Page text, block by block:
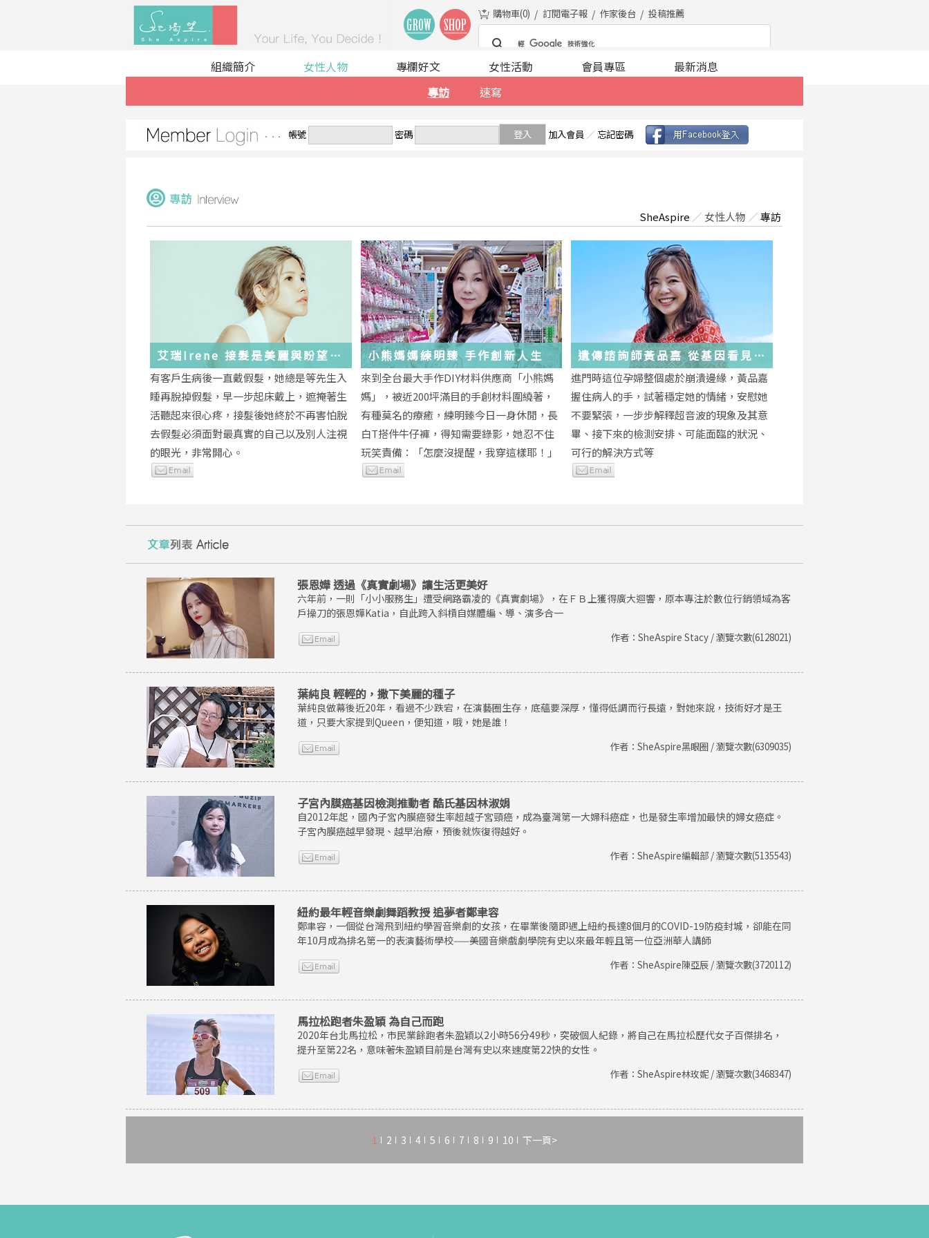
購物車(0) 訂閱電子報 作家後台 投稿推薦
組織簡介
女性人物
專訪
速寫
專欄好文 女性活動 會員專區 最新消息
帳號 密碼 登入 加入會員 ／ 忘記密碼
SheAspire ／ 女性人物 ／專訪
艾瑞Irene 接髮是美麗與盼望的
化身
有客戶生病後一直戴假髮，她總是等先生入
睡再脫掉假髮，早一步起床戴上，遮掩著生
活聽起來很心疼，接髮後她終於不再害怕脫
去假髮必須面對最真實的自己以及別人注視
的眼光，非常開心。
小熊媽媽練明臻 手作創新人生
來到全台最大手作DIY材料供應商「小熊媽
媽」，被近200坪滿目的手創材料圍繞著，
有種莫名的療癒，練明臻今日一身休閒，長
白T搭件牛仔褲，得知需要錄影，她忍不住
玩笑責備：「怎麼沒提醒，我穿這樣耶！」
遺傳諮詢師黃品嘉 從基因看見
未來
進門時這位孕婦整個處於崩潰邊緣，黃品嘉
握住病人的手，試著穩定她的情緒，安慰她
不要緊張，一步步解釋超音波的現象及其意
畢、接下來的檢測安排、可能面臨的狀況、
可行的解決方式等
張恩嬅 透過《真實劇場》讓生活更美好
六年前，一則「小小服務生」遭受網路霸凌的《真實劇場》，在ＦＢ上獲得廣大迴響，原本專注於數位行銷領域為客
戶操刀的張恩嬅Katia，自此跨入斜槓自媒體編、導、演多合一
作者：SheAspire Stacy / 瀏覽次數(6128021)
葉純良 輕輕的，撒下美麗的種子
葉純良做幕後近20年，看過不少跌宕，在演藝圈生存，底蘊要深厚，懂得低調而行長遠，對她來說，技術好才是王
道，只要大家提到Queen，便知道，哦，她是誰！
作者：SheAspire黑眼圈 / 瀏覽次數(6309035)
子宮內膜癌基因檢測推動者 酷氏基因林淑娟
自2012年起，國內子宮內膜癌發生率超越子宮頸癌，成為臺灣第一大婦科癌症，也是發生率增加最快的婦女癌症。
子宮內膜癌越早發現、越早治療，預後就恢復得越好。
作者：SheAspire編輯部 / 瀏覽次數(5135543)
紐約最年輕音樂劇舞蹈教授 追夢者鄭聿容
鄭聿容，一個從台灣飛到紐約學習音樂劇的女孩，在畢業後隨即遇上紐約長達8個月的COVID-19防疫封城，卻能在同
年10月成為排名第一的表演藝術學校——美國音樂戲劇學院有史以來最年輕且第一位亞洲華人講師
作者：SheAspire陳亞辰 / 瀏覽次數(3720112)
馬拉松跑者朱盈穎 為自己而跑
2020年台北馬拉松，市民業餘跑者朱盈穎以2小時56分49秒，突破個人紀錄，將自己在馬拉松歷代女子百傑排名，
提升至第22名，意味著朱盈穎目前是台灣有史以來速度第22快的女性。
作者：SheAspire林玫妮 / 瀏覽次數(3468347)
1 2 3 4 5 6 7 8 9 10 下一頁>